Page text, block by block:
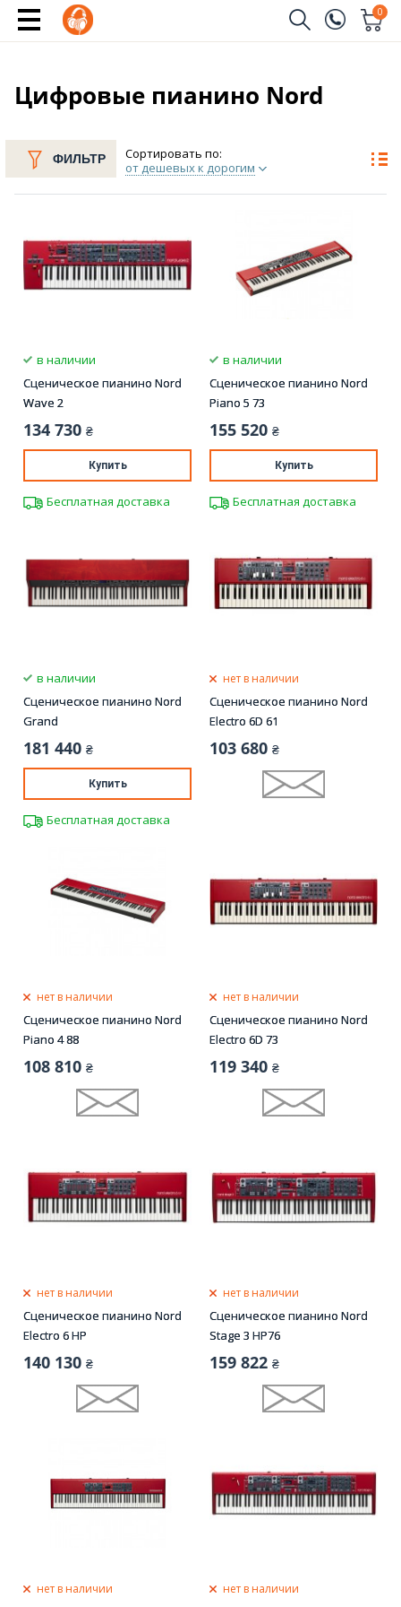
0
Телефон
Цифровые пианино Nord
ФИЛЬТР
Сортировать по:
от дешевых к дорогим
в наличии
Сценическое пианино Nord
Wave 2
134 730 ₴
Купить
Бесплатная доставка
в наличии
Сценическое пианино Nord
Piano 5 73
155 520 ₴
Купить
Бесплатная доставка
в наличии
Сценическое пианино Nord
Grand
181 440 ₴
Купить
Бесплатная доставка
нет в наличии
Сценическое пианино Nord
Electro 6D 61
103 680 ₴
нет в наличии
Сценическое пианино Nord
Piano 4 88
108 810 ₴
нет в наличии
Сценическое пианино Nord
Electro 6D 73
119 340 ₴
нет в наличии
Сценическое пианино Nord
Electro 6 HP
140 130 ₴
нет в наличии
Сценическое пианино Nord
Stage 3 HP76
159 822 ₴
нет в наличии нет в наличии